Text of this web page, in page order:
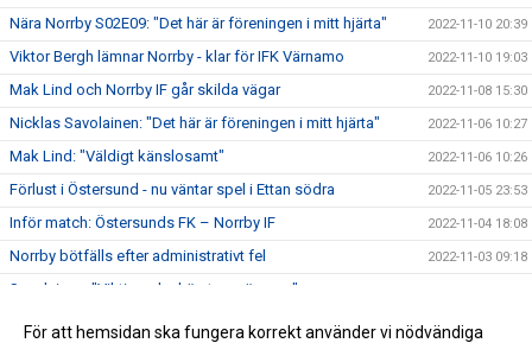
Nära Norrby S02E09: "Det här är föreningen i mitt hjärta" 2022-11-10 20:39
Viktor Bergh lämnar Norrby - klar för IFK Värnamo 2022-11-10 19:03
Mak Lind och Norrby IF går skilda vägar 2022-11-08 15:30
Nicklas Savolainen: "Det här är föreningen i mitt hjärta" 2022-11-06 10:27
Mak Lind: "Väldigt känslosamt" 2022-11-06 10:26
Förlust i Östersund - nu väntar spel i Ettan södra 2022-11-05 23:53
Inför match: Östersunds FK – Norrby IF 2022-11-04 18:08
Norrby bötfälls efter administrativt fel 2022-11-03 09:18
Savolainen: "Viktig och skön trepoängare"
Norrby tog tre viktiga poäng hemma mot Öster 2022-10-29 17:05
För att hemsidan ska fungera korrekt använder vi nödvändiga